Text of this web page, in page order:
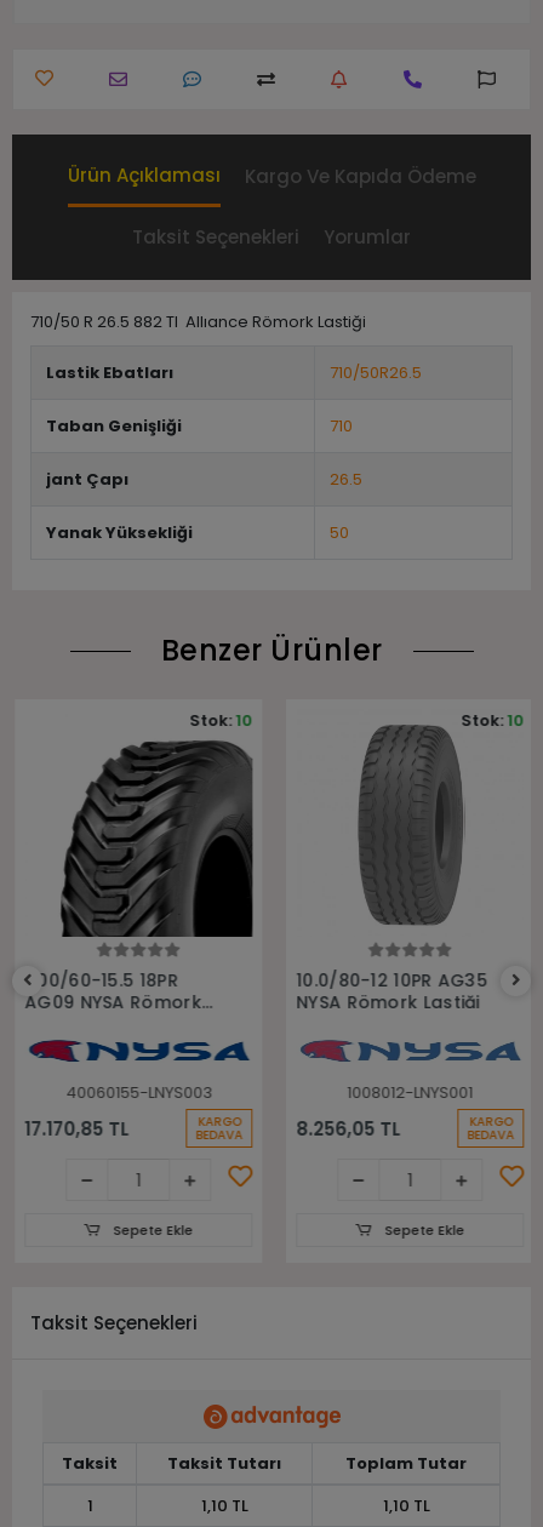
Ürün Açıklaması Kargo Ve Kapıda Ödeme
Taksit Seçenekleri Yorumlar
710/50 R 26.5 882 Tl Allıance Römork Lastiği
Lastik Ebatları 710/50R26.5
Taban Genişliği 710
jant Çapı 26.5
Yanak Yüksekliği 50
Benzer Ürünler
400/60-15.5 18PR
AG09 NYSA Römork
40060155-LNYS003
17.170,85 TL KARGO
BEDAVA
Stok:10
Sepete Ekle
10.0/80-12 10PR AG35
NYSA Römork Lastiği
1008012-LNYS001
8.256,05 TL KARGO
BEDAVA
Stok:10
Sepete Ekle
Taksit Seçenekleri
Taksit Taksit Tutarı
Toplam Tutar
1
1,10 TL 1,10 TL